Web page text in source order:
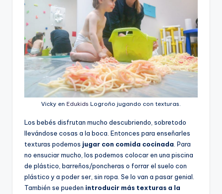
Vicky en Edukids Logroño jugando con texturas.
Los bebés disfrutan mucho descubriendo, sobretodo
llevándose cosas a la boca. Entonces para enseñarles
texturas podemos jugar con comida cocinada. Para
no ensuciar mucho, los podemos colocar en una piscina
de plástico, barreños/poncheras o forrar el suelo con
plástico y a poder ser, sin ropa. Se lo van a pasar genial.
También se pueden introducir más texturas a la